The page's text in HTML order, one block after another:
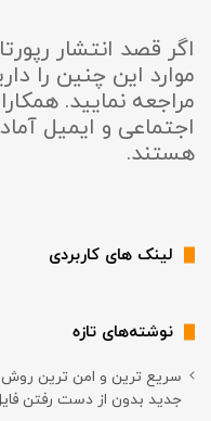
اگر قصد انتشار
موارد این چنین را
مراجعه نمایید.
اجتماعی و ایمیل
هستند.
لینک های کاربردی
نوشته‌های تازه
سریع ترین و امن ترین روش
جدید بدون از دست رفتن